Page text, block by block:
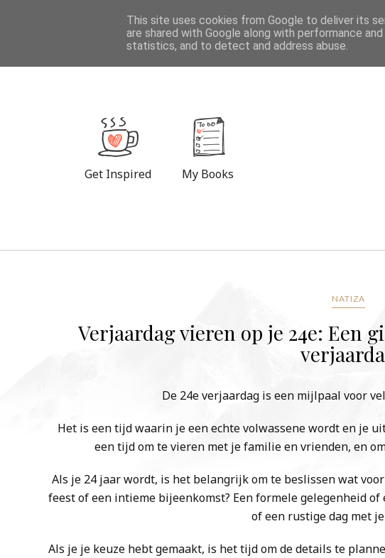
DESTINATIONS
Get Inspired My Books
NATIZA
Verjaardag vieren op je 24e: Een
De 24e verjaardag is een mijlpaal voor
Het is een tijd waarin je een echte volwassene wordt en je
een tijd om te vieren met je familie en vrienden, en
Als je 24 jaar wordt, is het belangrijk om te beslissen wat
feest of een intieme bijeenkomst? Een formele gelegenheid
of een rustige dag met
Als je je keuze hebt gemaakt, is het tijd om de details te
This site uses cookies from Google to deliver its
are shared with Google along with performance
statistics, and to detect and address abuse.